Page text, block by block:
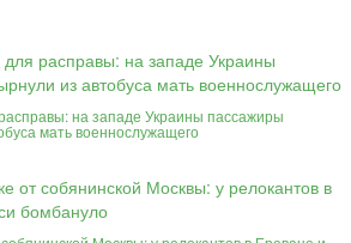
на западе Украины пассажиры
мать военнослужащего